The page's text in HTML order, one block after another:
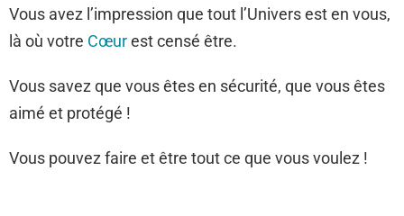
Vous avez l’impression que tout l’Univers est en vous,
là où votre Cœurest censé être.
Vous savez que vous êtes en sécurité, que vous êtes
aimé et protégé !
Vous pouvez faire et être tout ce que vous voulez !